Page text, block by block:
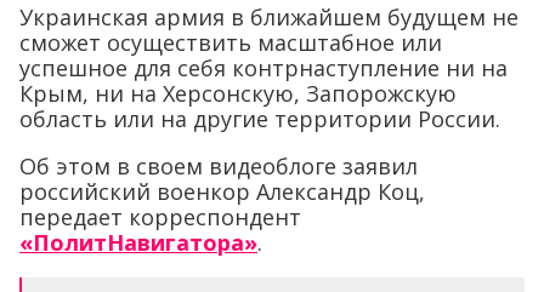
Украинская армия в ближайшем будущем не
сможет осуществить масштабное или
успешное для себя контрнаступление ни на
Крым, ни на Херсонскую, Запорожскую
область или на другие территории России.
Об этом в своем видеоблоге заявил
российский военкор Александр Коц,
передает корреспондент
«ПолитНавигатора».